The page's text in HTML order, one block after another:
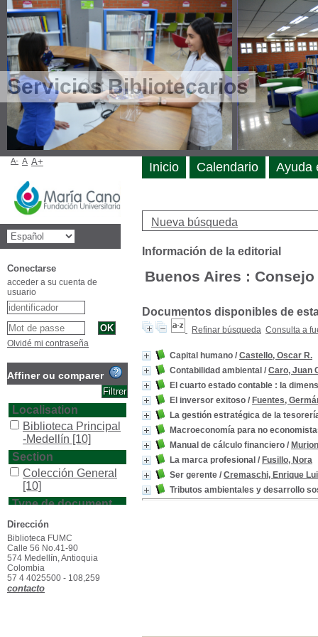
Servicios Bibliotecarios
Nueva búsqueda
Información de la editorial
Buenos Aires :
Documentos disponibles de
Refinar búsqueda Consulta a
Capital humano / Castello, Oscar R.
Contabilidad ambiental / Caro, Juan
El cuarto estado contable : la
El inversor exitoso / Fuentes,
La gestión estratégica de la
Macroeconomía para no
Manual de cálculo financiero /
La marca profesional / Fusillo, Nora
Ser gerente / Cremaschi, Enrique
Tributos ambientales y desarrollo
Inicio Calendario Ayuda
A- A A+
Conectarse
acceder a su cuenta de
usuario
Olvidé mi contraseña
Affiner ou comparer
Localisation
Biblioteca Principal
-Medellín [10]
Section
Colección General
[10]
Type de document
texto impreso
Dirección
Biblioteca FUMC
Calle 56 No.41-90
574 Medellín, Antioquia
Colombia
57 4 4025500 - 108,259
contacto